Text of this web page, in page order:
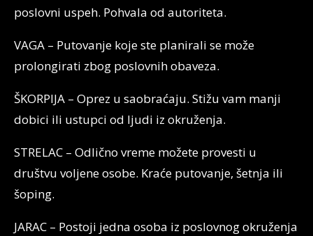
poslovni uspeh. Pohvala od autoriteta.
VAGA – Putovanje koje ste planirali se može
prolongirati zbog poslovnih obaveza.
ŠKORPIJA – Oprez u saobraćaju. Stižu vam manji
dobici ili ustupci od ljudi iz okruženja.
STRELAC – Odlično vreme možete provesti u
društvu voljene osobe. Kraće putovanje, šetnja ili
šoping.
JARAC – Postoji jedna osoba iz poslovnog okruženja